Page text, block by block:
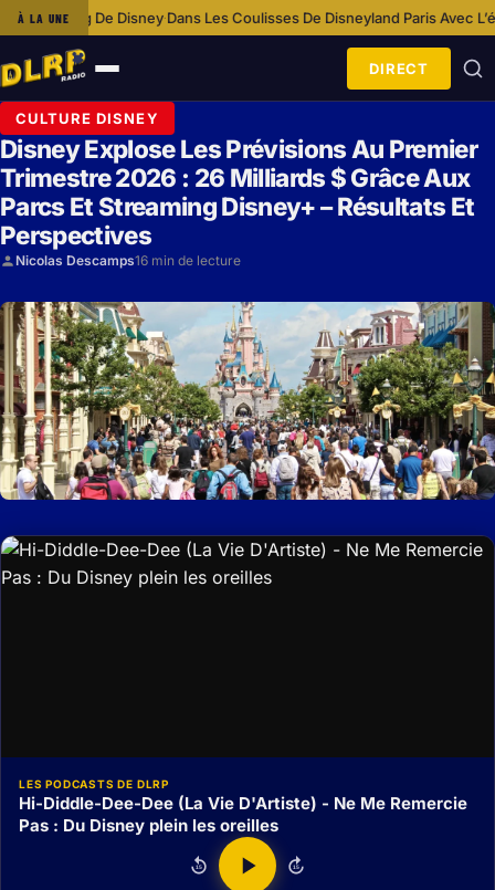
À LA UNE
· Dans Les Coulisses De Disneyland Paris Avec L’équipe
Ouvrir
le
menu
DIRECT
CULTURE DISNEY
Disney Explose Les Prévisions Au Premier
Trimestre 2026 : 26 Milliards $ Grâce Aux
Parcs Et Streaming Disney+ – Résultats Et
Perspectives
Nicolas Descamps16 min de lecture
LES PODCASTS DE DLRP
Hi-Diddle-Dee-Dee (La Vie D'Artiste) - Ne Me Remercie
Pas : Du Disney plein les oreilles
15 15